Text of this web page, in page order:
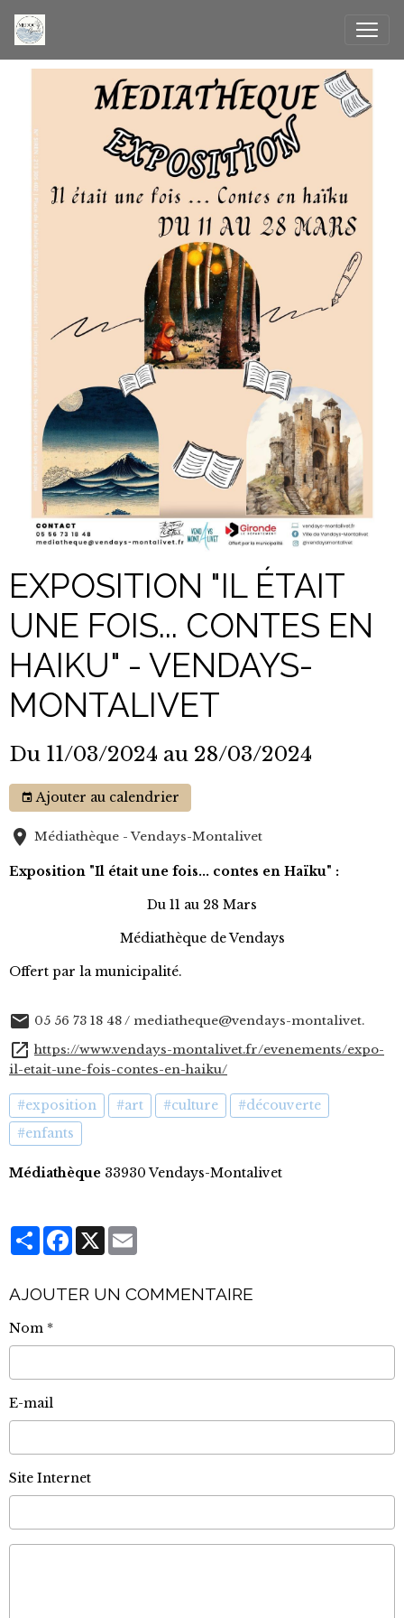
EXPOSITION "IL ÉTAIT
UNE FOIS... CONTES EN
HAIKU" - VENDAYS-
MONTALIVET
Du 11/03/2024 au 28/03/2024
Ajouter au calendrier
Médiathèque - Vendays-Montalivet
Exposition "Il était une fois... contes en Haïku" :
Du 11 au 28 Mars
Médiathèque de Vendays
Offert par la municipalité.
05 56 73 18 48 / mediatheque@vendays-montalivet.
https://www.vendays-montalivet.fr/evenements/expo-
il-etait-une-fois-contes-en-haiku/
#exposition #art #culture
#découverte
#enfants
Médiathèque 33930 Vendays-Montalivet
PartagerFacebook
X
AJOUTER UN COMMENTAIRE
Nom
E-mail
Site Internet